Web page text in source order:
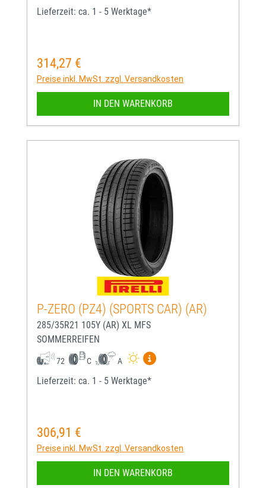
Lieferzeit: ca. 1 - 5 Werktage*
Regulärer Preis:
314,27 €
Preise inkl. MwSt. zzgl. Versandkosten
IN DEN WARENKORB
P-ZERO (PZ4) (SPORTS CAR) (AR)
285/35R21 105Y (AR) XL MFS
SOMMERREIFEN
72 C A
Mehr Informationen zum
Lieferzeit: ca. 1 - 5 Werktage*
Regulärer Preis:
306,91 €
Preise inkl. MwSt. zzgl. Versandkosten
IN DEN WARENKORB